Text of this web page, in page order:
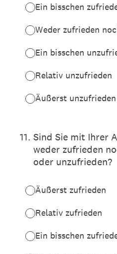
Ein bisschen
Weder zufrieden
Ein bisschen
Relativ unzufrieden
Äußerst unzufrieden
11. Sind Sie mit Ihrer
weder zufrieden
oder unzufrieden?
Äußerst zufrieden
Relativ zufrieden
Ein bisschen